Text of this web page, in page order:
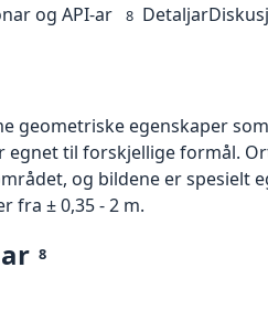
og API-ar 8 Detaljar
geometriske egenskaper
til forskjellige formål.
og bildene er spesielt
fra ± 0,35 - 2 m.
8